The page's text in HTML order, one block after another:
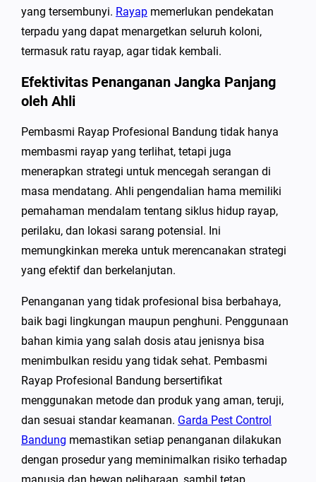
yang tersembunyi. Rayap memerlukan pendekatan
terpadu yang dapat menargetkan seluruh koloni,
termasuk ratu rayap, agar tidak kembali.
Efektivitas Penanganan Jangka Panjang
oleh Ahli
Pembasmi Rayap Profesional Bandung tidak hanya
membasmi rayap yang terlihat, tetapi juga
menerapkan strategi untuk mencegah serangan di
masa mendatang. Ahli pengendalian hama memiliki
pemahaman mendalam tentang siklus hidup rayap,
perilaku, dan lokasi sarang potensial. Ini
memungkinkan mereka untuk merencanakan strategi
yang efektif dan berkelanjutan.
Penanganan yang tidak profesional bisa berbahaya,
baik bagi lingkungan maupun penghuni. Penggunaan
bahan kimia yang salah dosis atau jenisnya bisa
menimbulkan residu yang tidak sehat. Pembasmi
Rayap Profesional Bandung bersertifikat
menggunakan metode dan produk yang aman, teruji,
dan sesuai standar keamanan. Garda Pest Control
Bandung memastikan setiap penanganan dilakukan
dengan prosedur yang meminimalkan risiko terhadap